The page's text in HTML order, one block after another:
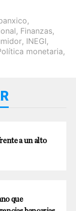
,
, Finanzas,
, INEGI,
monetaria,
a un alto
que